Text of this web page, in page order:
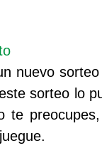
nuevo
sorteo lo
te